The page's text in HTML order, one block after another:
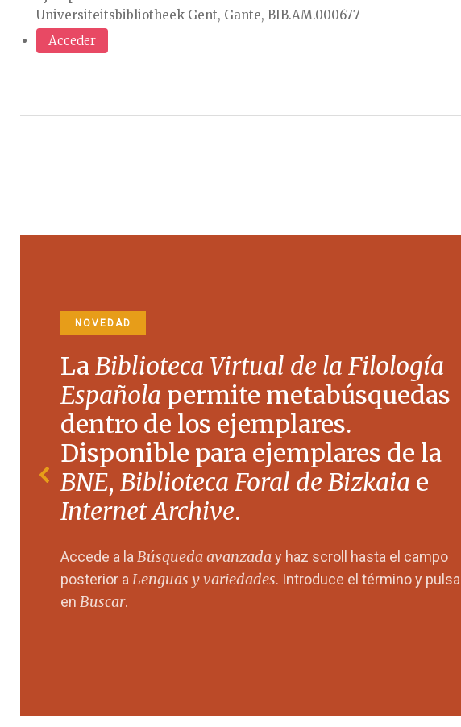
Universiteitsbibliotheek Gent, Gante, BIB.AM.000677
Acceder
NOVEDAD
LaBiblioteca Virtual de la Filología
Española permite metabúsquedas
dentro de los ejemplares.
Disponible para ejemplares de la
BNE, Biblioteca Foral de Bizkaia e
Internet Archive.
Accede a laBúsqueda avanzaday haz scroll hasta el campo
posterior aLenguas y variedades. Introduce el término y pulsa
en Buscar.